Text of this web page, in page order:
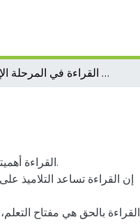
تعليمية القراءة في المرحلة الإبتدائية
القراءة
إن القراءة تساعد التلاميذ
القراءة بالحق هي مفتاح